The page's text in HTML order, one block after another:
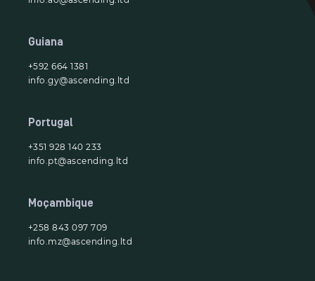
Guiana
+592 664 1381
info.gy@ascending.ltd
Portugal
+351 928 140 233
info.pt@ascending.ltd
Moçambique
+258 843 097 709
info.mz@ascending.ltd